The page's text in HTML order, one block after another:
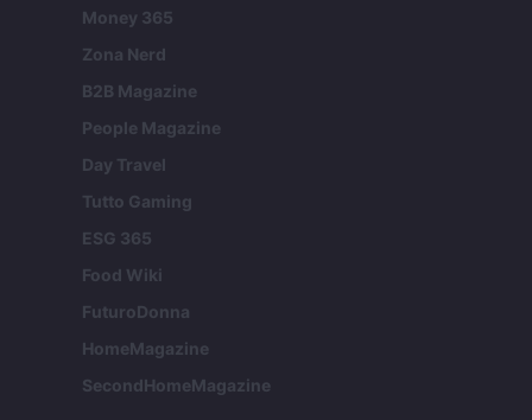
Money 365
Zona Nerd
B2B Magazine
People Magazine
Day Travel
Tutto Gaming
ESG 365
Food Wiki
FuturoDonna
HomeMagazine
SecondHomeMagazine